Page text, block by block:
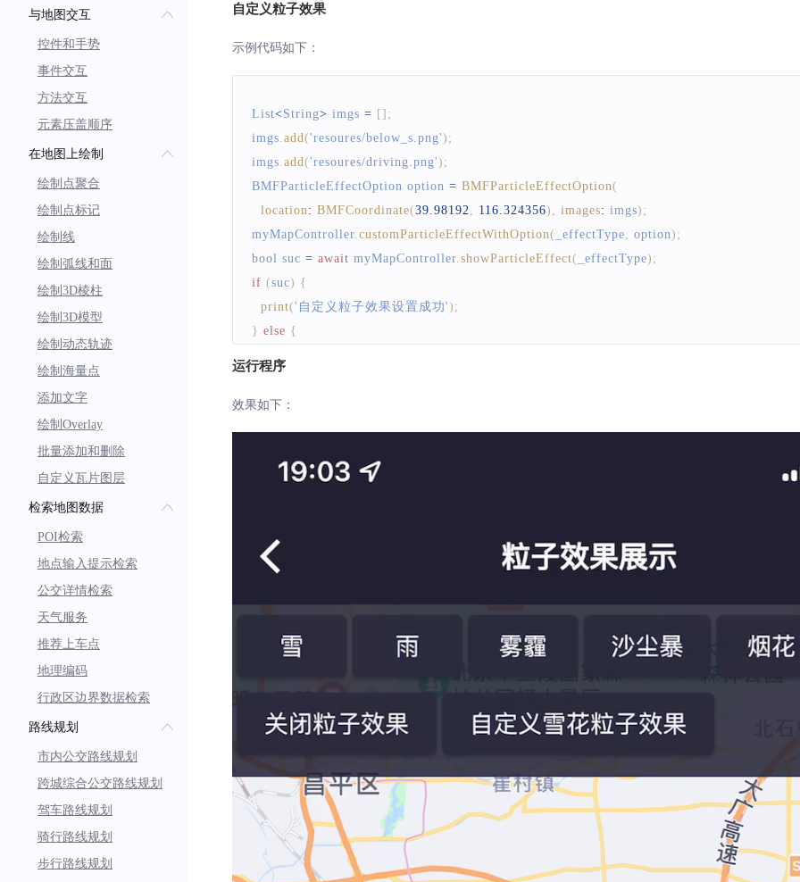
与地图交互
控件和手势
事件交互
方法交互
元素压盖顺序
在地图上绘制
绘制点聚合
绘制点标记
绘制线
绘制弧线和面
绘制3D棱柱
绘制3D模型
绘制动态轨迹
绘制海量点
添加文字
绘制Overlay
批量添加和删除
自定义瓦片图层
检索地图数据
POI检索
地点输入提示检索
公交详情检索
天气服务
推荐上车点
地理编码
行政区边界数据检索
路线规划
市内公交路线规划
跨城综合公交路线规划
驾车路线规划
骑行路线规划
步行路线规划
自定义粒子效果
示例代码如下：
List<String> imgs = [] ;
imgs add('resoures/below_s.png') ;
imgs add('resoures/driving.png') ;
BMFParticleEffectOption option = BMFParticleEffectOption(
location : BMFCoordinate(39.98192 116.324356) images: imgs) ;
myMapController customParticleEffectWithOption( _effectType option) ;
bool suc = await myMapController showParticleEffect( _effectType) ;
if (suc) {
print('自定义粒子效果设置成功') ;
} else {
运行程序
效果如下：